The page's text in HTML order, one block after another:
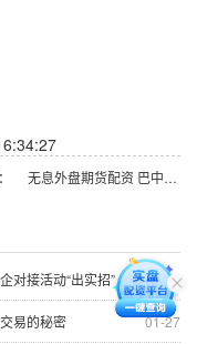
无息外盘期货配资 巴中股票配资：助您把握市场机遇，实现财富增值
09-08
对接活动“出实招”
01-27
易的秘密